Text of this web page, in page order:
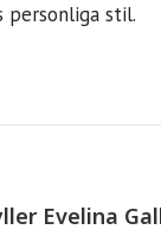
personliga stil.
Evelina